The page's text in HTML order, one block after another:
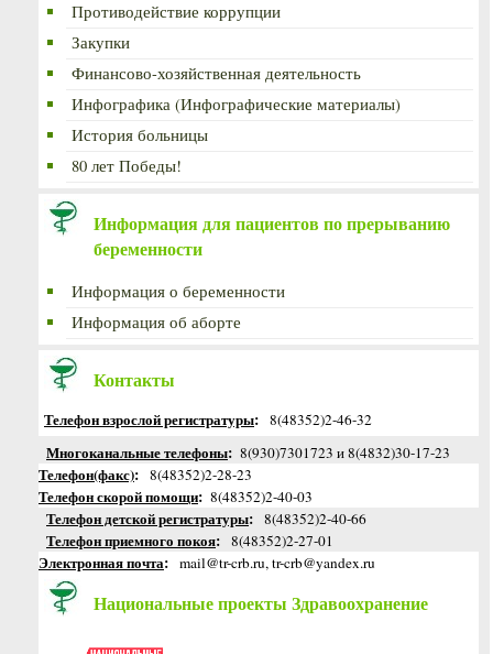
Противодействие коррупции
Закупки
Финансово-хозяйственная деятельность
Инфографика (Инфографические материалы)
История больницы
80 лет Победы!
Информация для пациентов по прерыванию
беременности
Информация о беременности
Информация об аборте
Контакты
Телефон взрослой регистратуры: 8(48352)2-46-32
Многоканальные телефоны: 8(930)7301723 и 8(4832)30-17-23
Телефон(факс): 8(48352)2-28-23
Телефон скорой помощи: 8(48352)2-40-03
Телефон детской регистратуры: 8(48352)2-40-66
Телефон приемного покоя: 8(48352)2-27-01
Электронная почта: mail@tr-crb.ru, tr-crb@yandex.ru
Национальные проекты Здравоохранение